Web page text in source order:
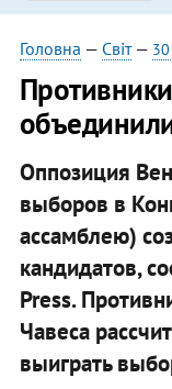
Головна — Світ—
Оппозиция
выборов в
ассамблею)
кандидатов,
Press.
Чавеса
выиграть